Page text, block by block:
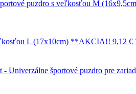
puzdro s veľkosťou M
L (17x10cm) **AKCIA!! 9,12 €
Univerzálne športové puzdro pre